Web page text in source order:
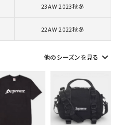
Tシャツ・ロングスリーブ
バッグ
ボックスロゴ ブラックスウェット
から探す
23AW 2023秋冬
22AW 2022秋冬
他のシーズンを見る keyboard_arrow_down